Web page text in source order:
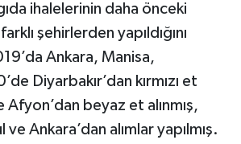
ihalelerinin daha önceki
şehirlerden yapıldığını
Ankara, Manisa,
Diyarbakır’dan kırmızı et
Afyon’dan beyaz et alınmış,
Ankara’dan alımlar yapılmış.